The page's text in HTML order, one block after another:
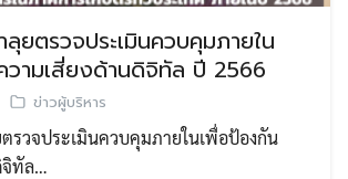
ยตรวจประเมินควบคุมภายใน
ามเสี่ยงด้านดิจิทัล ปี 2566
ข่าวผู้บริหาร
รวจประเมินควบคุมภายในเพื่อป้องกัน
จิทัล…